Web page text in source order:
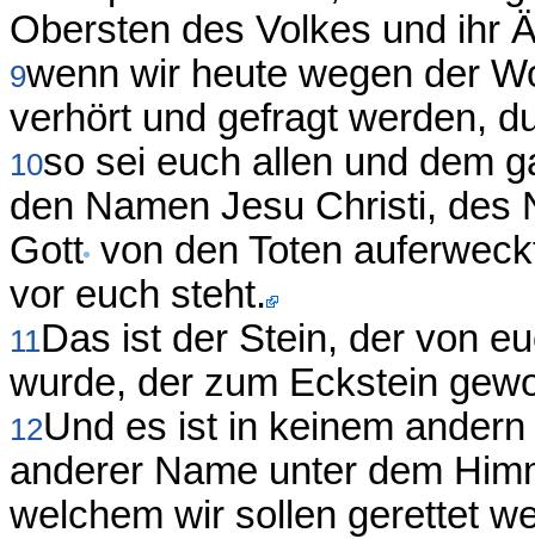
Obersten des Volkes und ihr
9wenn wir heute wegen der
verhört und gefragt werden,
10so sei euch allen und dem
den Namen Jesu Christi, des
Gott von den Toten
vor euch steht.
11Das ist der Stein, der von
wurde, der zum Eckstein
12Und es ist in keinem
anderer Name unter dem
welchem wir sollen gerettet